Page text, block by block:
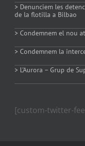
> Denunciem les
de la flotilla a Bilbao
> Condemnem el nou
> Condemnem la
> L’Aurora – Grup de
[custom-twitter-